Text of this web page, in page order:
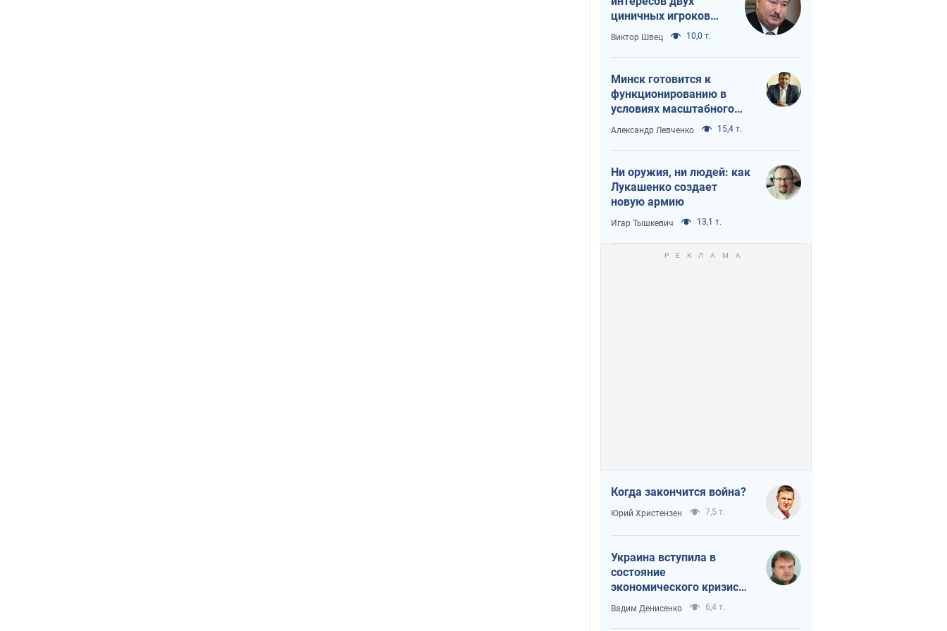
циничных игроков
или тайный план
Трампа и Путина?
Виктор Швец 10,0 т.
Минск готовится к
функционированию в
условиях масштабного
военного кризиса
Александр Левченко 15,4 т.
Ни оружия, ни людей: как
Лукашенко создает
новую армию
Игар Тышкевич 13,1 т.
Когда закончится война?
Юрий Христензен 7,5 т.
Украина вступила в
состояние
экономического кризиса.
Есть ли свет в конце
туннеля?
Вадим Денисенко 6,4 т.